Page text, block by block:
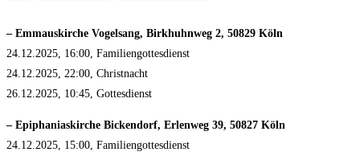
– Emmauskirche Vogelsang, Birkhuhnweg 2, 50829 Köln
24.12.2025, 16:00, Familiengottesdienst
24.12.2025, 22:00, Christnacht
26.12.2025, 10:45, Gottesdienst
– Epiphaniaskirche Bickendorf, Erlenweg 39, 50827 Köln
24.12.2025, 15:00, Familiengottesdienst